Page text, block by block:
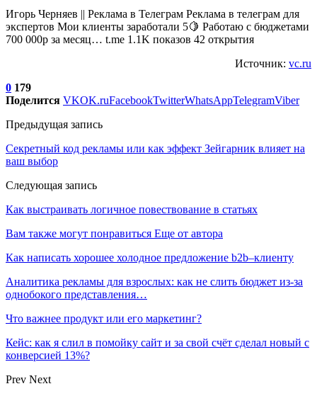
Игорь Черняев || Реклама в Телеграм Реклама в телеграм для
экспертов Мои клиенты заработали 5🍋 Работаю с бюджетами
700 000р за месяц… t.me 1.1K показов 42 открытия
Источник: vc.ru
0 179
Поделится VKOK.ruFacebookTwitterWhatsAppTelegramViber
Предыдущая запись
Секретный код рекламы или как эффект Зейгарник влияет на
ваш выбор
Следующая запись
Как выстраивать логичное повествование в статьях
Вам также могут понравиться Еще от автора
Как написать хорошее холодное предложение b2b–клиенту
Аналитика рекламы для взрослых: как не слить бюджет из-за
однобокого представления…
Что важнее продукт или его маркетинг?
Кейс: как я слил в помойку сайт и за свой счёт сделал новый с
конверсией 13%?
Prev Next